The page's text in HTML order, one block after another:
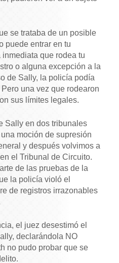
se trataba de un posible
puede entrar en tu
que rodea tu
o alguna excepción a la
de Sally, la policía podía
una vez que rodearon
sus límites legales.
Sally en dos tribunales
moción de supresión
y después volvimos a
el Tribunal de Circuito.
de las pruebas de la
la policía violó el
de registros irrazonables
el juez desestimó el
declarándola NO
no pudo probar que se